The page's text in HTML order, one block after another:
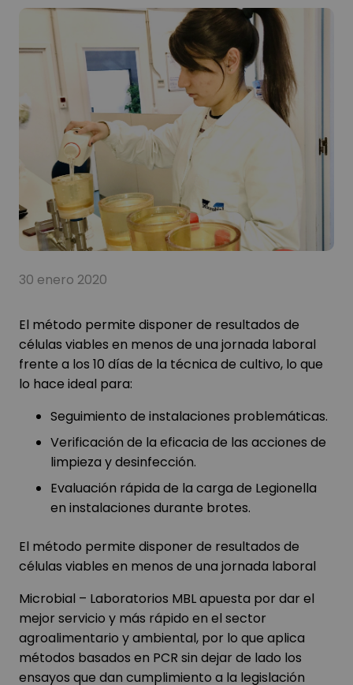
30 enero 2020
El método permite disponer de resultados de
células viables en menos de una jornada laboral
frente a los 10 días de la técnica de cultivo, lo que
lo hace ideal para:
Seguimiento de instalaciones problemáticas.
Verificación de la eficacia de las acciones de
limpieza y desinfección.
Evaluación rápida de la carga de Legionella
en instalaciones durante brotes.
El método permite disponer de resultados de
células viables en menos de una jornada laboral
Microbial – Laboratorios MBL apuesta por dar el
mejor servicio y más rápido en el sector
agroalimentario y ambiental, por lo que aplica
métodos basados ​​en PCR sin dejar de lado los
ensayos que dan cumplimiento a la legislación